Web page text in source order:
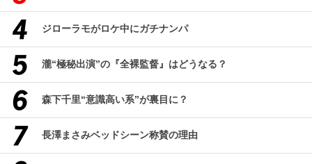
ジローラモがロケ中にガチナンパ
瀧“極秘出演”の『全裸監督』はどうなる？
森下千里“意識高い系”が裏目に？
長澤まさみベッドシーン称賛の理由